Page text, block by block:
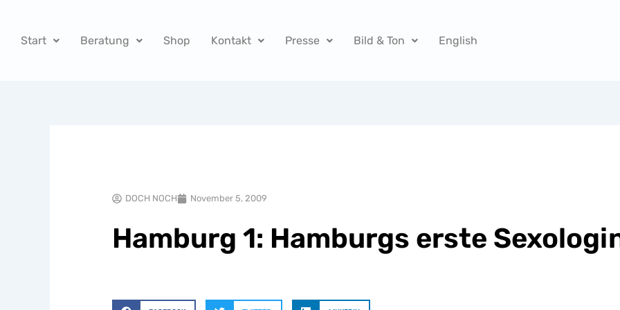
springen
Start Beratung Shop Kontakt Presse Bild & Ton English
DOCH NOCH November 5, 2009
Hamburg 1: Hamburgs erste